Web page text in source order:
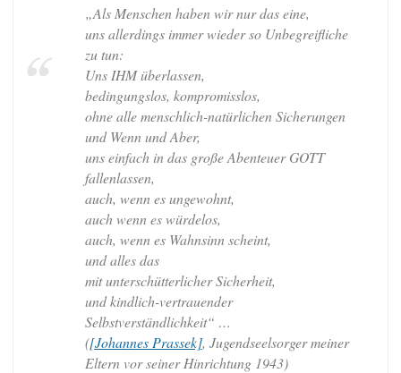
„Als Menschen haben wir nur das eine,
uns allerdings immer wieder so Unbegreifliche
zu tun:
Uns IHM überlassen,
bedingungslos, kompromisslos,
ohne alle menschlich-natürlichen Sicherungen
und Wenn und Aber,
uns einfach in das große Abenteuer GOTT
fallenlassen,
auch, wenn es ungewohnt,
auch wenn es würdelos,
auch, wenn es Wahnsinn scheint,
und alles das
mit unterschütterlicher Sicherheit,
und kindlich-vertrauender
Selbstverständlichkeit“ …
([Johannes Prassek], Jugendseelsorger meiner
Eltern vor seiner Hinrichtung 1943)